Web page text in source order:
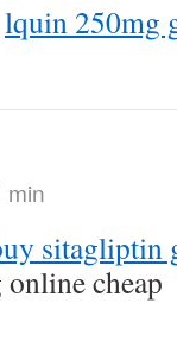
lquin 250mg
min
sitagliptin
cheap